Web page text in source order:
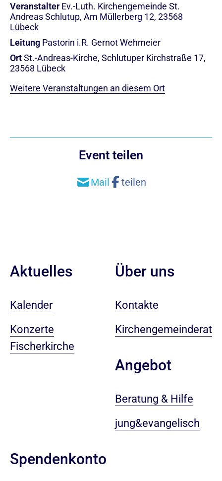
Veranstalter Ev.-Luth. Kirchengemeinde St.
Andreas Schlutup, Am Müllerberg 12, 23568
Lübeck
Leitung Pastorin i.R. Gernot Wehmeier
OrtSt.-Andreas-Kirche, Schlutuper Kirchstraße 17,
23568 Lübeck
Weitere Veranstaltungen an diesem Ort
Event teilen
Aktuelles
Kalender
Konzerte
Fischerkirche
Über uns
Kontakte
Kirchengemeinderat
Angebot
Beratung & Hilfe
jung&evangelisch
Spendenkonto